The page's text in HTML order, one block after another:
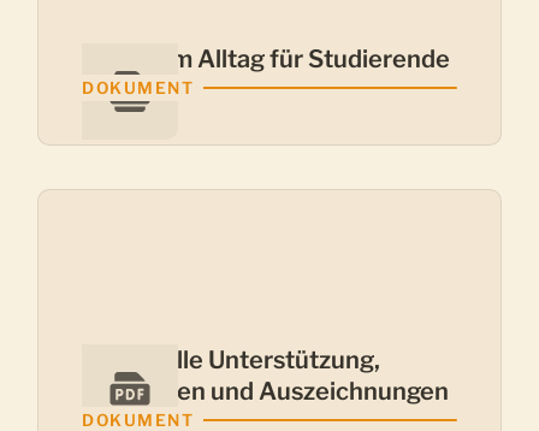
Infos zum Alltag für Studierende
DOKUMENT
Finanzielle Unterstützung,
Stipendien und Auszeichnungen
DOKUMENT